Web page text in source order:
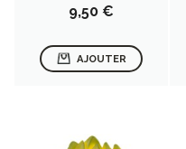
Prix
9,50 €
AJOUTER